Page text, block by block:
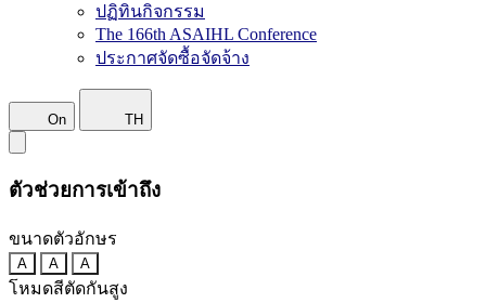
ปฏิทินกิจกรรม
The 166th ASAIHL Conference
ประกาศจัดซื้อจัดจ้าง
On TH
ตัวช่วยการเข้าถึง
ขนาดตัวอักษร
A A A
โหมดสีตัดกันสูง